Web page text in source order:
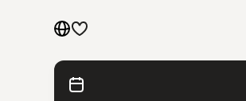
السيارات حسب العلامة التجارية